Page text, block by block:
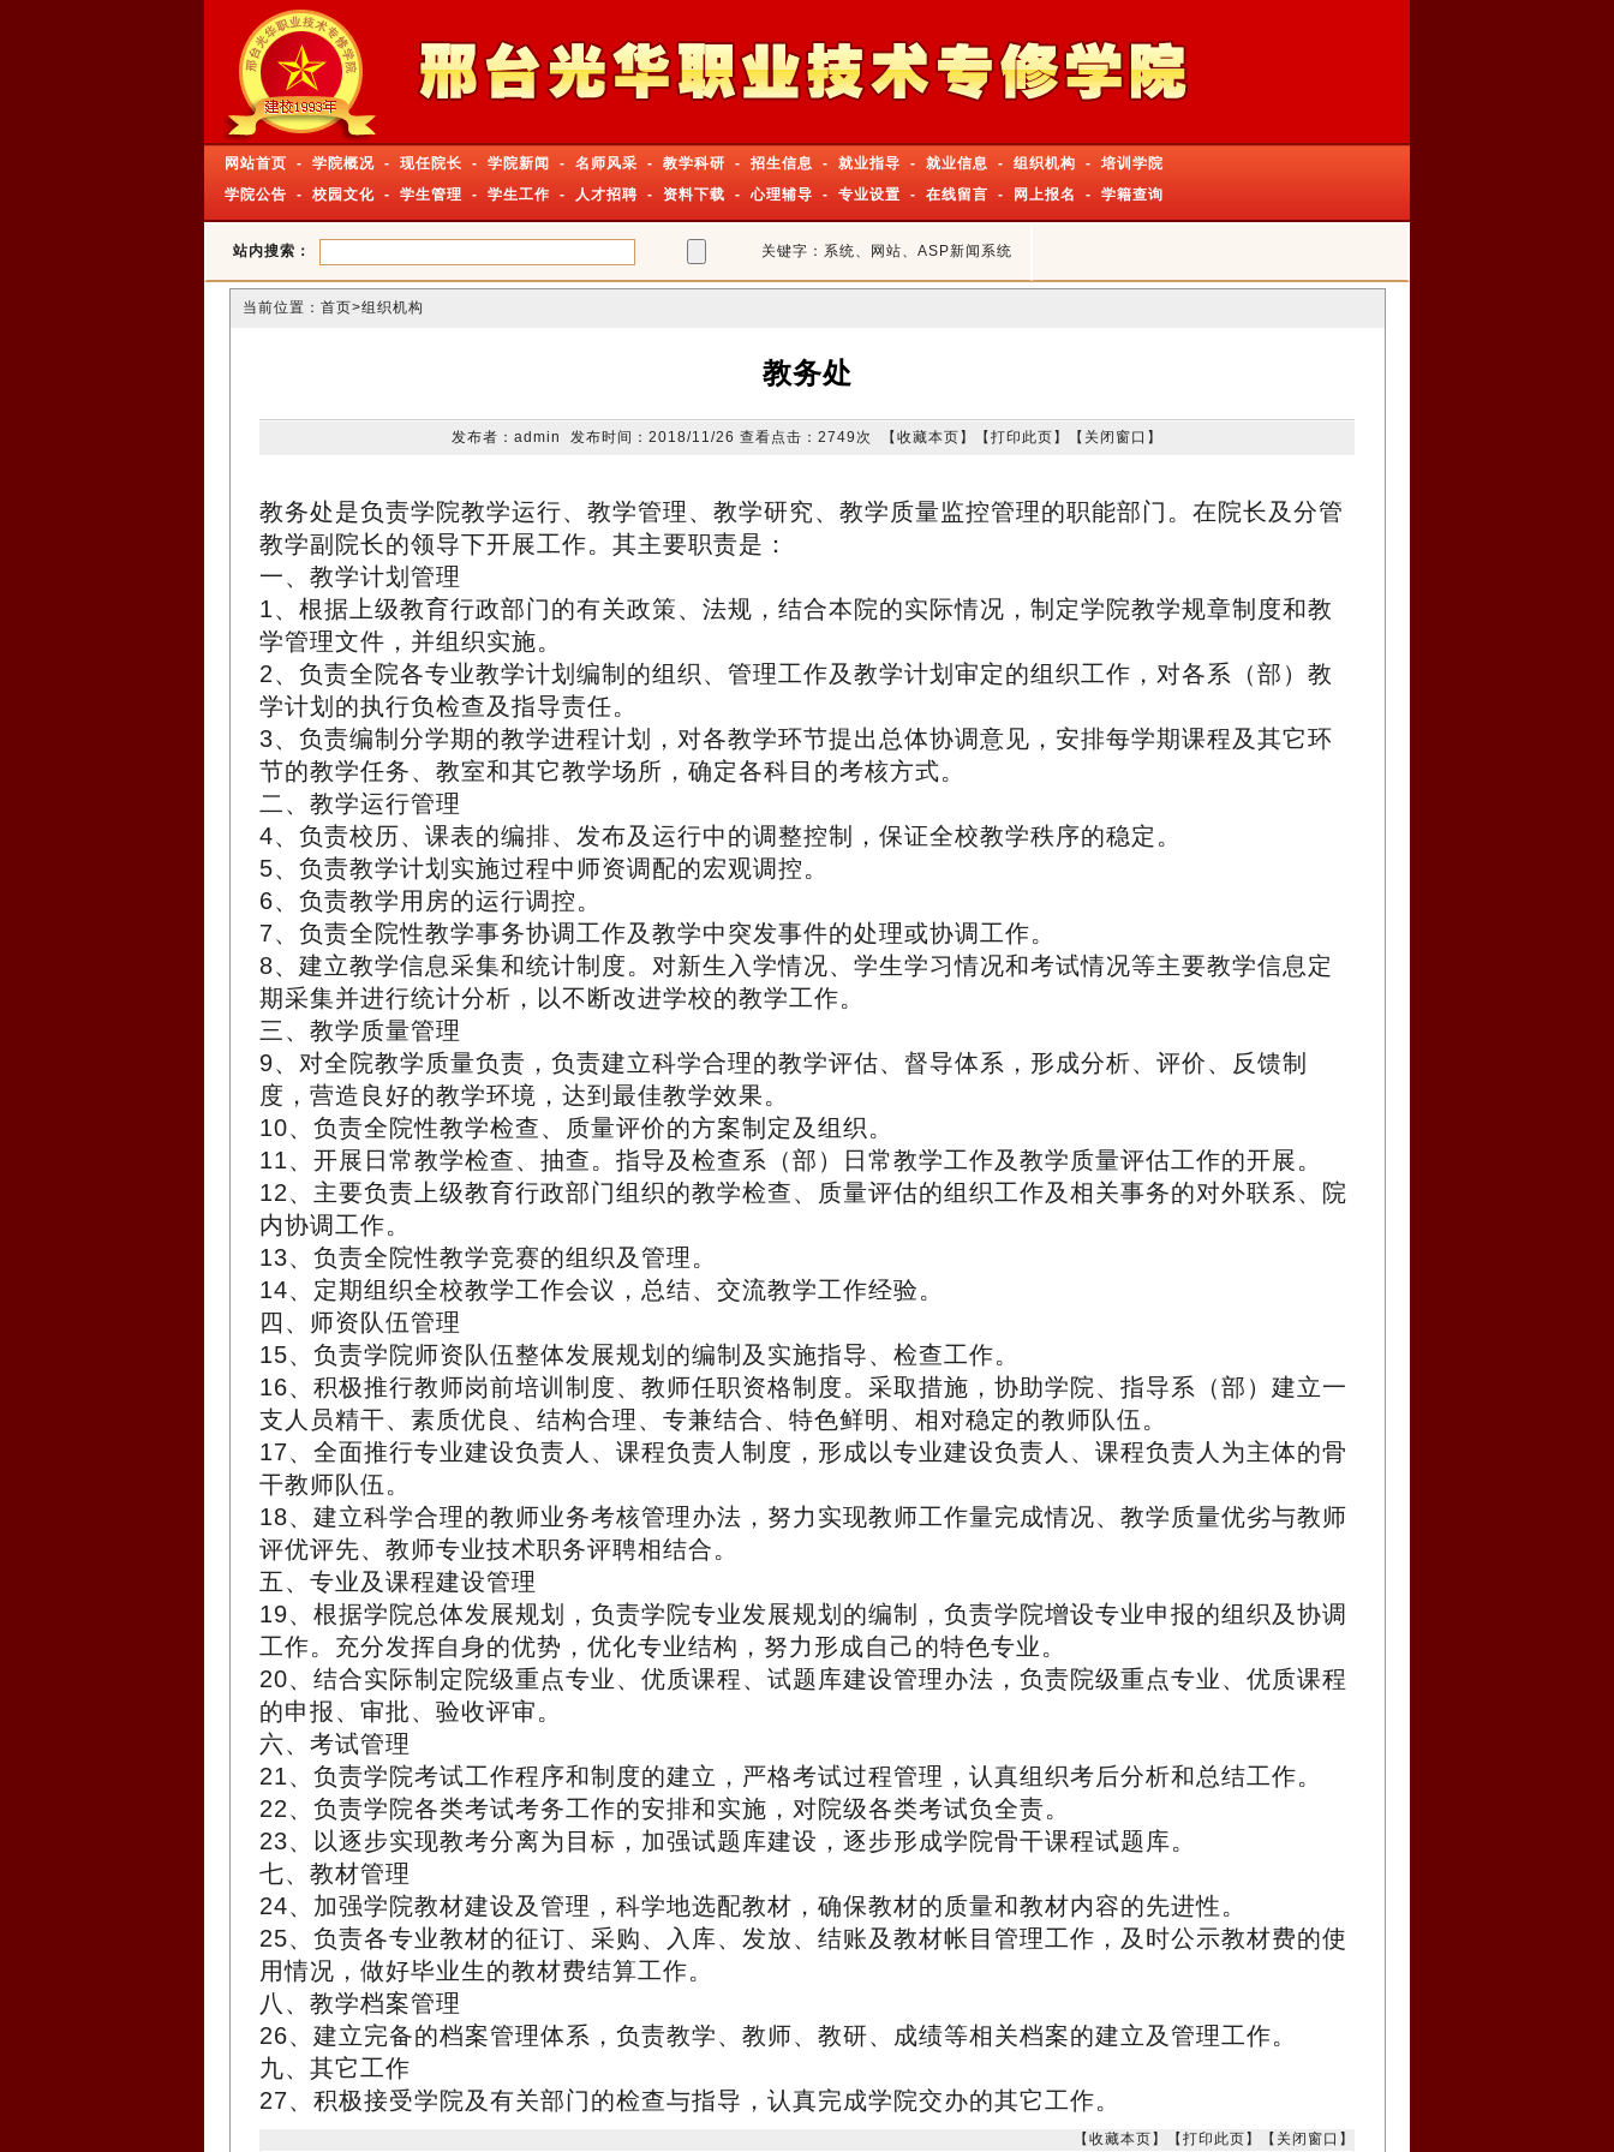
网站首页 - 学院概况 - 现任院长 - 学院新闻 - 名师风采 - 教学科研 - 招生信息 - 就业指导 - 就业信息 - 组织机构 -
培训学院
学院公告 - 校园文化 - 学生管理 - 学生工作 - 人才招聘 - 资料下载 -心理辅导 - 专业设置 - 在线留言 - 网上报名 - 学籍查询
站内搜索： 关键字：系统、网站、ASP新闻系统
当前位置： 首页>组织机构
教务处
发布者：admin 发布时间：2018/11/26 查看点击：2749次 【 收藏本页 】【 打印此页 】【 关闭窗口 】
教务处是负责学院教学运行、教学管理、教学研究、教学质量监控管理的职能部门。在院长及分管
教学副院长的领导下开展工作。其主要职责是：
一、教学计划管理
1、根据上级教育行政部门的有关政策、法规，结合本院的实际情况，制定学院教学规章制度和教
学管理文件，并组织实施。
2、负责全院各专业教学计划编制的组织、管理工作及教学计划审定的组织工作，对各系（部）教
学计划的执行负检查及指导责任。
3、负责编制分学期的教学进程计划，对各教学环节提出总体协调意见，安排每学期课程及其它环
节的教学任务、教室和其它教学场所，确定各科目的考核方式。
二、教学运行管理
4、负责校历、课表的编排、发布及运行中的调整控制，保证全校教学秩序的稳定。
5、负责教学计划实施过程中师资调配的宏观调控。
6、负责教学用房的运行调控。
7、负责全院性教学事务协调工作及教学中突发事件的处理或协调工作。
8、建立教学信息采集和统计制度。对新生入学情况、学生学习情况和考试情况等主要教学信息定
期采集并进行统计分析，以不断改进学校的教学工作。
三、教学质量管理
9、对全院教学质量负责，负责建立科学合理的教学评估、督导体系，形成分析、评价、反馈制
度，营造良好的教学环境，达到最佳教学效果。
10、负责全院性教学检查、质量评价的方案制定及组织。
11、开展日常教学检查、抽查。指导及检查系（部）日常教学工作及教学质量评估工作的开展。
12、主要负责上级教育行政部门组织的教学检查、质量评估的组织工作及相关事务的对外联系、院
内协调工作。
13、负责全院性教学竞赛的组织及管理。
14、定期组织全校教学工作会议，总结、交流教学工作经验。
四、师资队伍管理
15、负责学院师资队伍整体发展规划的编制及实施指导、检查工作。
16、积极推行教师岗前培训制度、教师任职资格制度。采取措施，协助学院、指导系（部）建立一
支人员精干、素质优良、结构合理、专兼结合、特色鲜明、相对稳定的教师队伍。
17、全面推行专业建设负责人、课程负责人制度，形成以专业建设负责人、课程负责人为主体的骨
干教师队伍。
18、建立科学合理的教师业务考核管理办法，努力实现教师工作量完成情况、教学质量优劣与教师
评优评先、教师专业技术职务评聘相结合。
五、专业及课程建设管理
19、根据学院总体发展规划，负责学院专业发展规划的编制，负责学院增设专业申报的组织及协调
工作。充分发挥自身的优势，优化专业结构，努力形成自己的特色专业。
20、结合实际制定院级重点专业、优质课程、试题库建设管理办法，负责院级重点专业、优质课程
的申报、审批、验收评审。
六、考试管理
21、负责学院考试工作程序和制度的建立，严格考试过程管理，认真组织考后分析和总结工作。
22、负责学院各类考试考务工作的安排和实施，对院级各类考试负全责。
23、以逐步实现教考分离为目标，加强试题库建设，逐步形成学院骨干课程试题库。
七、教材管理
24、加强学院教材建设及管理，科学地选配教材，确保教材的质量和教材内容的先进性。
25、负责各专业教材的征订、采购、入库、发放、结账及教材帐目管理工作，及时公示教材费的使
用情况，做好毕业生的教材费结算工作。
八、教学档案管理
26、建立完备的档案管理体系，负责教学、教师、教研、成绩等相关档案的建立及管理工作。
九、其它工作
27、积极接受学院及有关部门的检查与指导，认真完成学院交办的其它工作。
【 收藏本页 】【 打印此页 】【 关闭窗口 】